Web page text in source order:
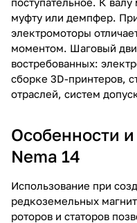
муфту или демпфер.
электромоторы
моментом. Шаговый
востребованных:
сборке 3D-принтеров,
отраслей, систем
Особенности
Nema 14
Использование при
редкоземельных
роторов и статоров